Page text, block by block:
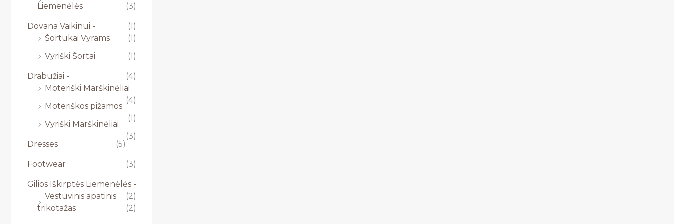
Liemenėlės
(3)
Dovana Vaikinui -
(1)
Šortukai Vyrams
(1)
Vyriški Šortai
(1)
Drabužiai -
(4)
Moteriški Marškinėliai
(4)
Moteriškos pižamos
(1)
Vyriški Marškinėliai
(3)
Dresses
(5)
Footwear (3)
Gilios Iškirptės Liemenėlės -
(2)
Vestuvinis apatinis
trikotažas
(2)